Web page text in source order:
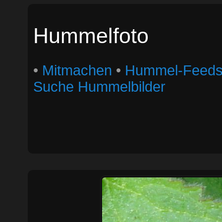
Hummelfoto
• Mitmachen • Hummel-
Suche Hummelbilder